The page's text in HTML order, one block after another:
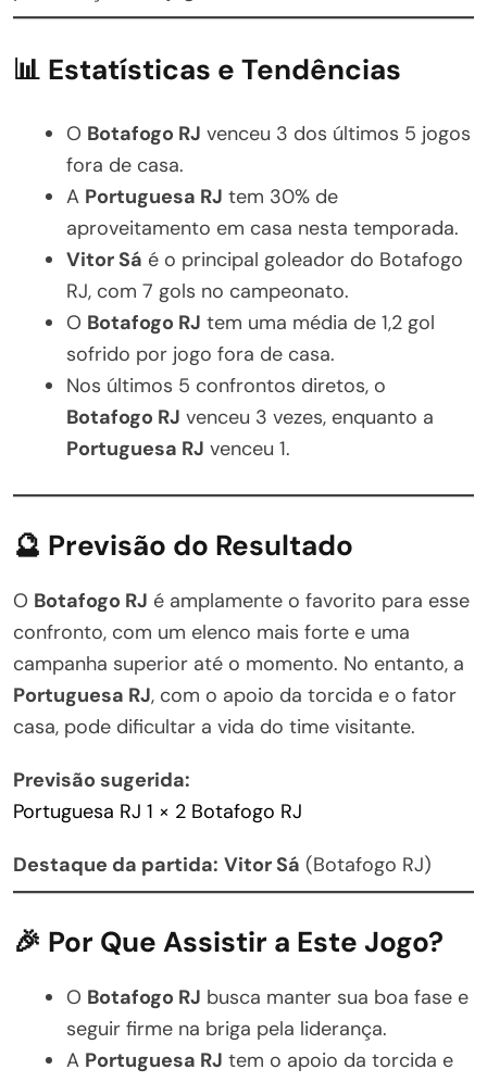
📊 Estatísticas e Tendências
O Botafogo RJ venceu 3 dos últimos 5 jogos
fora de casa.
A Portuguesa RJ tem 30% de
aproveitamento em casa nesta temporada.
Vitor Sá é o principal goleador do Botafogo
RJ, com 7 gols no campeonato.
O Botafogo RJ tem uma média de 1,2 gol
sofrido por jogo fora de casa.
Nos últimos 5 confrontos diretos, o
Botafogo RJ venceu 3 vezes, enquanto a
Portuguesa RJ venceu 1.
🔮 Previsão do Resultado
O Botafogo RJ é amplamente o favorito para esse
confronto, com um elenco mais forte e uma
campanha superior até o momento. No entanto, a
Portuguesa RJ, com o apoio da torcida e o fator
casa, pode dificultar a vida do time visitante.
Previsão sugerida:
Portuguesa RJ 1 × 2 Botafogo RJ
Destaque da partida: Vitor Sá (Botafogo RJ)
🎉 Por Que Assistir a Este Jogo?
O Botafogo RJ busca manter sua boa fase e
seguir firme na briga pela liderança.
A Portuguesa RJ tem o apoio da torcida e